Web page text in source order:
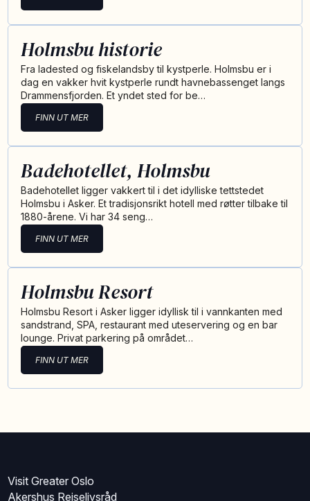
Holmsbu historie
Fra ladested og fiskelandsby til kystperle. Holmsbu er i
dag en vakker hvit kystperle rundt havnebassenget langs
Drammensfjorden. Et yndet sted for be…
FINN UT MER
Badehotellet, Holmsbu
Badehotellet ligger vakkert til i det idylliske tettstedet
Holmsbu i Asker. Et tradisjonsrikt hotell med røtter tilbake til
1880-årene. Vi har 34 seng…
FINN UT MER
Holmsbu Resort
Holmsbu Resort i Asker ligger idyllisk til i vannkanten med
sandstrand, SPA, restaurant med uteservering og en bar
lounge. Privat parkering på området…
FINN UT MER
Visit Greater Oslo
Akershus Reiselivsråd